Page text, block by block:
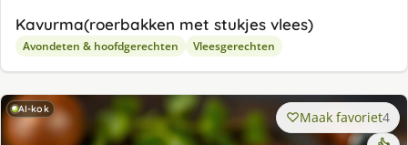
Kavurma(roerbakken met stukjes vlees)
Avondeten & hoofdgerechten Vleesgerechten
AI-kok Maak favoriet4